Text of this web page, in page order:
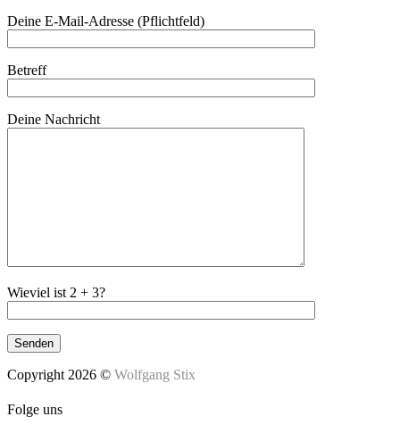
Deine E-Mail-Adresse (Pflichtfeld)
Betreff
Deine Nachricht
Wieviel ist 2 + 3?
Copyright 2026 © Wolfgang Stix
Folge uns